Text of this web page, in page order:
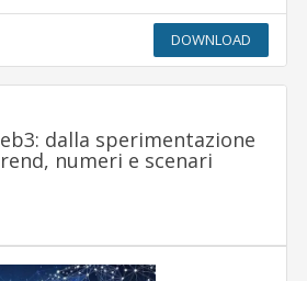
DOWNLOAD
dalla sperimentazione
numeri e scenari